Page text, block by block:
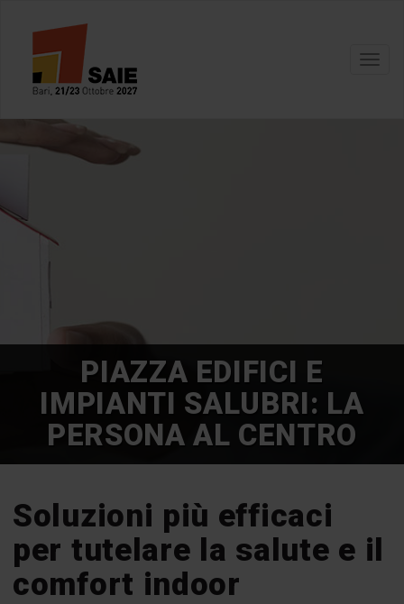
PIAZZA EDIFICI E
IMPIANTI SALUBRI: LA
PERSONA AL CENTRO
Soluzioni più efficaci
per tutelare la salute e il
comfort indoor